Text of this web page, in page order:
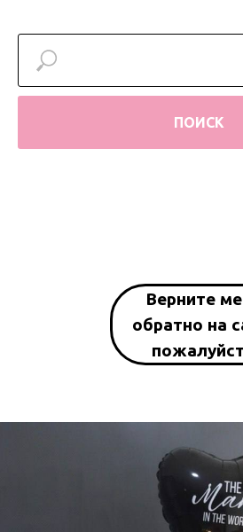
ПОИСК
Верните
обратно на